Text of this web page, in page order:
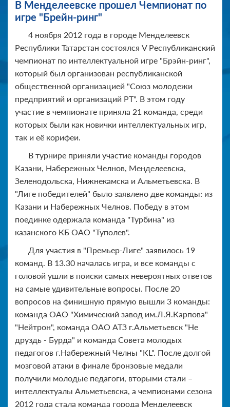
В Менделеевске прошел Чемпионат по
игре "Брейн-ринг"
4 ноября 2012 года в городе Менделеевск
Республики Татарстан состоялся V Республиканский
чемпионат по интеллектуальной игре "Брэйн-ринг",
который был организован республиканской
общественной организацией "Союз молодежи
предприятий и организаций РТ". В этом году
участие в чемпионате приняла 21 команда, среди
которых были как новички интеллектуальных игр,
так и её корифеи.
В турнире приняли участие команды городов
Казани, Набережных Челнов, Менделеевска,
Зеленодольска, Нижнекамска и Альметьевска. В
"Лиге победителей" было заявлено две команды: из
Казани и Набережных Челнов. Победу в этом
поединке одержала команда "Турбина" из
казанского КБ ОАО "Туполев".
Для участия в "Премьер-Лиге" заявилось 19
команд. В 13.30 началась игра, и все команды с
головой ушли в поиски самых невероятных ответов
на самые удивительные вопросы. После 20
вопросов на финишную прямую вышли 3 команды:
команда ОАО "Химический завод им.Л.Я.Карпова"
"Нейтрон", команда ОАО АТЗ г.Альметьевск "Не
друздь - Бурда" и команда Совета молодых
педагогов г.Набережный Челны "KL". После долгой
мозговой атаки в финале бронзовые медали
получили молодые педагоги, вторыми стали –
интеллектуалы Альметьевска, а чемпионами сезона
2012 года стала команда города Менделеевск